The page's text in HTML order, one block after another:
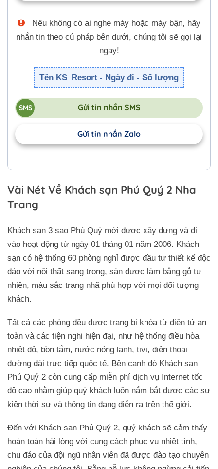
Nếu không có ai nghe máy hoặc máy bận, hãy
nhắn tin theo cú pháp bên dưới, chúng tôi sẽ gọi lại
ngay!
Tên KS_Resort - Ngày đi - Số lượng
Gửi tin nhắn SMS
Gửi tin nhắn Zalo
Vài Nét Về Khách sạn Phú Quý 2 Nha
Trang
Khách sạn 3 sao Phú Quý mới được xây dựng và đi
vào hoạt động từ ngày 01 tháng 01 năm 2006. Khách
sạn có hệ thống 60 phòng nghỉ được đầu tư thiết kế độc
đáo với nội thất sang trọng, sàn được làm bằng gỗ tự
nhiên, màu sắc trang nhã phù hợp với mọi đối tượng
khách.
Tất cả các phòng đều được trang bị khóa từ điện tử an
toàn và các tiện nghi hiện đại, như hệ thống điều hòa
nhiệt độ, bồn tắm, nước nóng lạnh, tivi, điện thoại
đường dài trực tiếp quốc tế. Bên cạnh đó Khách sạn
Phú Quý 2 còn cung cấp miễn phí dịch vụ Internet tốc
độ cao nhằm giúp quý khách luôn nắm bắt được các sự
kiện thời sự và thông tin đang diễn ra trên thế giới.
Đến với Khách sạn Phú Quý 2, quý khách sẽ cảm thấy
hoàn toàn hài lòng với cung cách phục vụ nhiệt tình,
chu đáo của đội ngũ nhân viên đã được đào tạo chuyên